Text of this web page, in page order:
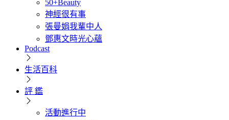
50+Beauty
神經很有事
張曼娟我輩中人
鄧惠文時光心蘊
Podcast
生活百科
評 鑑
活動進行中